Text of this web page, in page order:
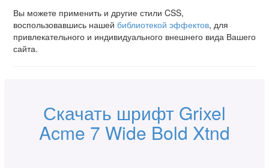
Вы можете применить и другие стили CSS,
воспользовавшись нашей библиотекой эффектов, для
привлекательного и индивидуального внешнего вида Вашего
сайта.
Скачать шрифт Grixel
Acme 7 Wide Bold Xtnd